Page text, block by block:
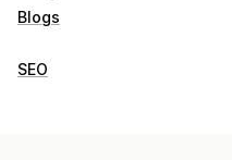
Blogs
Creación de contenido
SEO